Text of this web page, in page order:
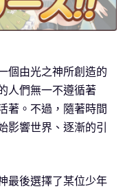
個由光之神所創造的
人們無一不遵循著
著。不過，隨著時間
影響世界、逐漸的引
最後選擇了某位少年